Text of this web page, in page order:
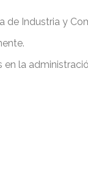
de Industria y
la